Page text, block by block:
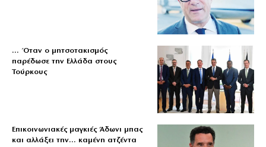
… Όταν ο μητσοτακισμός
παρέδωσε την Ελλάδα στους
Τούρκους
Επικοινωνιακές μαγκιές Άδωνι μπας
και αλλάξει την… καμένη ατζέντα